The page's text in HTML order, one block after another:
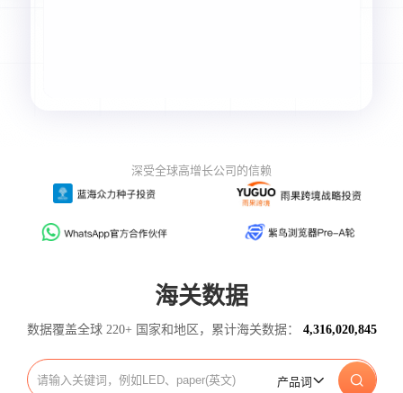
深受全球高增长公司的信赖
海关数据
数据覆盖全球 220+ 国家和地区，累计海关数据： 4,316,020,845
产品词